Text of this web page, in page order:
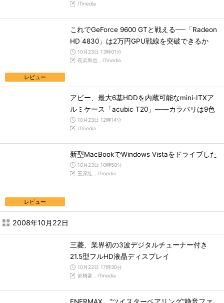
ITmedia
レビュー
これでGeForce 9600 GTと戦える──「Radeon
HD 4830」は2万円GPU戦線を突破できるか
10月23日 13時01分
長浜和也，ITmedia
アビー、最大6基HDDを内蔵可能なmini-ITXア
ルミケース「acubic T20」――カラバリは9色
10月23日 12時14分
ITmedia
レビュー
新型MacBookでWindows Vistaをドライブした
10月23日 10時50分
王深紅，ITmedia
2008年10月22日
三菱、業界初の3波デジタルチューナー付き
21.5型フルHD液晶ディスプレイ
10月22日 17時30分
前橋豪，ITmedia